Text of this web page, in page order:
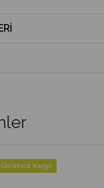
Kargo